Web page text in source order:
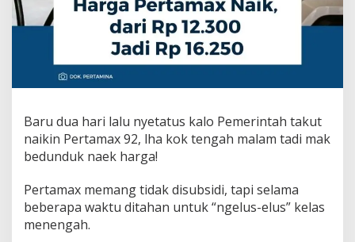
Baru dua hari lalu nyetatus kalo Pemerintah takut
naikin Pertamax 92, lha kok tengah malam tadi mak
bedunduk naek harga!
Pertamax memang tidak disubsidi, tapi selama
beberapa waktu ditahan untuk “ngelus-elus” kelas
menengah.